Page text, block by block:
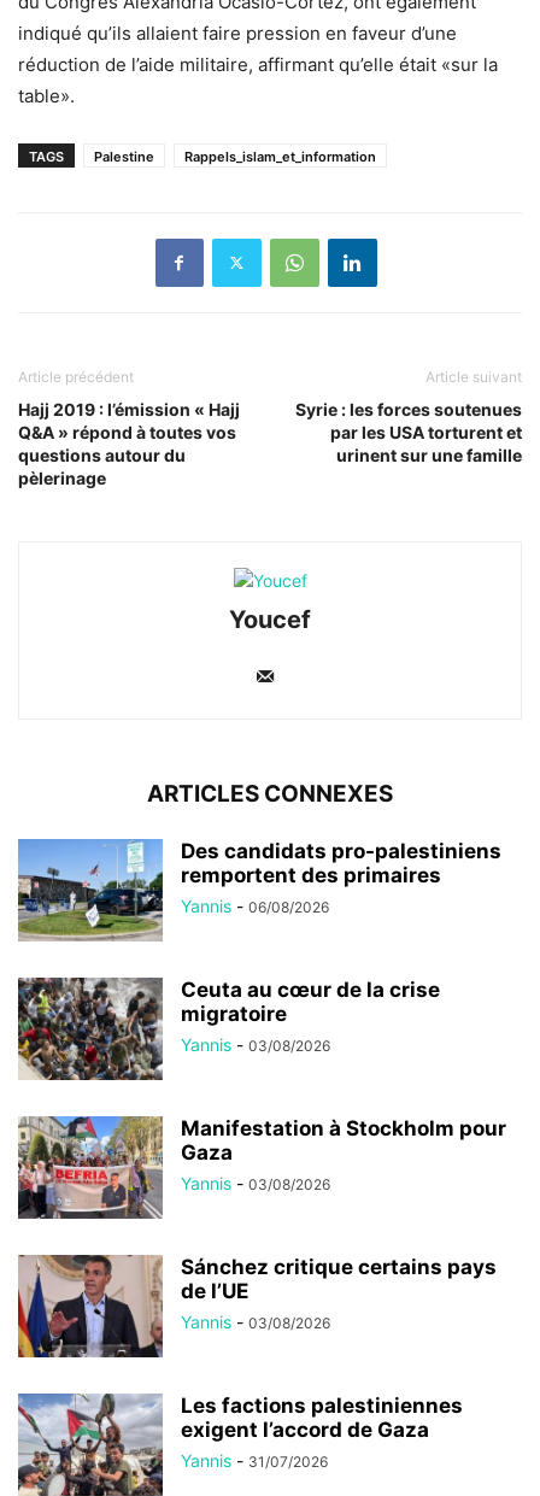
indiqué qu’ils allaient faire pression en faveur d’une
réduction de l’aide militaire, affirmant qu’elle était «sur la
table».
TAGS Palestine Rappels_islam_et_information
Article précédent
Hajj 2019 : l’émission « Hajj
Q&A » répond à toutes vos
questions autour du
pèlerinage
Article suivant
Syrie : les forces soutenues
par les USA torturent et
urinent sur une famille
Youcef
ARTICLES CONNEXES
Des candidats pro-palestiniens
remportent des primaires
Yannis - 06/08/2026
Ceuta au cœur de la crise
migratoire
Yannis - 03/08/2026
Manifestation à Stockholm pour
Gaza
Yannis - 03/08/2026
Sánchez critique certains pays
de l’UE
Yannis - 03/08/2026
Les factions palestiniennes
exigent l’accord de Gaza
Yannis - 31/07/2026